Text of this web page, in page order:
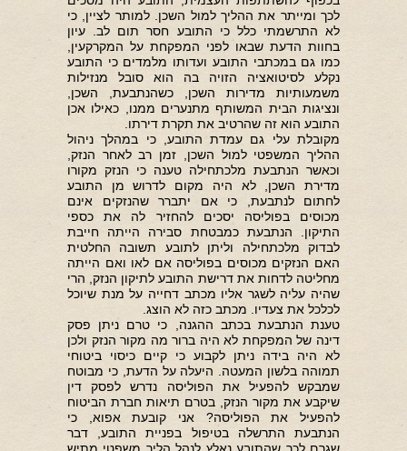
לכך ומייתר את ההליך למול השכן. למותר לציין, כי
לא התרשמתי כלל כי התובע חסר תום לב. עיון
בחוות הדעת שבאו לפני המפקחת על המקרקעין,
כמו גם במכתבי התובע ועדותו מלמדים כי התובע
נקלע לסיטואציה הזויה בה הוא סובל מנזילות
משמעותיות מדירות השכן, כשהנתבעת, השכן,
ונציגות הבית המשותף מתנערים ממנו, כאילו אכן
התובע הוא זה שהרטיב את תקרת דירתו.
מקובלת עלי גם עמדת התובע, כי במהלך ניהול
ההליך המשפטי למול השכן, זמן רב לאחר הנזק,
וכאשר הנתבעת מלכתחילה טענה כי הנזק מקורו
מדירת השכן, לא היה מקום לדרוש מן התובע
לחתום לנתבעת, כי אם יתברר שהנזקים אינם
מכוסים בפוליסה יסכים להחזיר לה את כספי
התיקון. הנתבעת כמבטחת סבירה הייתה חייבת
לבדוק מלכתחילה וליתן לתובע תשובה החלטית
האם הנזקים מכוסים בפוליסה אם לאו ואם הייתה
מחליטה לדחות את דרישת התובע לתיקון הנזק, הרי
שהיה עליה לשגר אליו מכתב דחייה על מנת שיוכל
לכלכל את צעדיו. מכתב כזה לא הוצג.
טענת הנתבעת בכתב ההגנה, כי טרם ניתן פסק
דינה של המפקחת לא היה ברור מה מקור הנזק ולכן
לא היה בידה ניתן לקבוע כי קיים כיסוי ביטוחי
תמוהה בלשון המעטה. היעלה על הדעת, כי מבוטח
שמבקש להפעיל את הפוליסה נדרש לפסק דין
שיקבע את מקור הנזק, בטרם תיאות חברת הביטוח
להפעיל את הפוליסה? אני קובעת אפוא, כי
הנתבעת התרשלה בטיפול בפניית התובע, דבר